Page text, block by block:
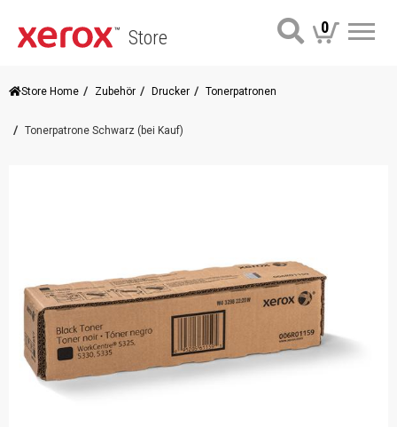
Store 0
Store Home Zubehör Drucker Tonerpatronen
Tonerpatrone Schwarz (bei Kauf)